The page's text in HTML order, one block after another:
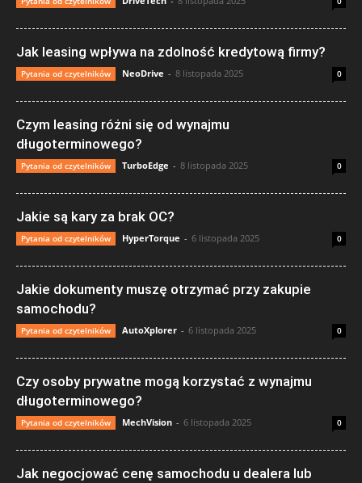
Jak leasing wpływa na zdolność kredytową firmy?
Pytania od czytelników NeoDrive - 8 listopada 2025 0
Czym leasing różni się od wynajmu
długoterminowego?
Pytania od czytelników TurboEdge - 8 listopada 2025 0
Jakie są kary za brak OC?
Pytania od czytelników HyperTorque - 6 listopada 2025 0
Jakie dokumenty muszę otrzymać przy zakupie
samochodu?
Pytania od czytelników AutoXplorer - 6 listopada 2025 0
Czy osoby prywatne mogą korzystać z wynajmu
długoterminowego?
Pytania od czytelników MechVision - 6 listopada 2025 0
Jak negocjować cenę samochodu u dealera lub